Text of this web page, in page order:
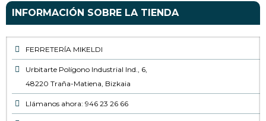
INFORMACIÓN SOBRE LA TIENDA
FERRETERÍA MIKELDI
Urbitarte Polígono Industrial Ind., 6,
48220 Traña-Matiena, Bizkaia
Llámanos ahora: 946 23 26 66